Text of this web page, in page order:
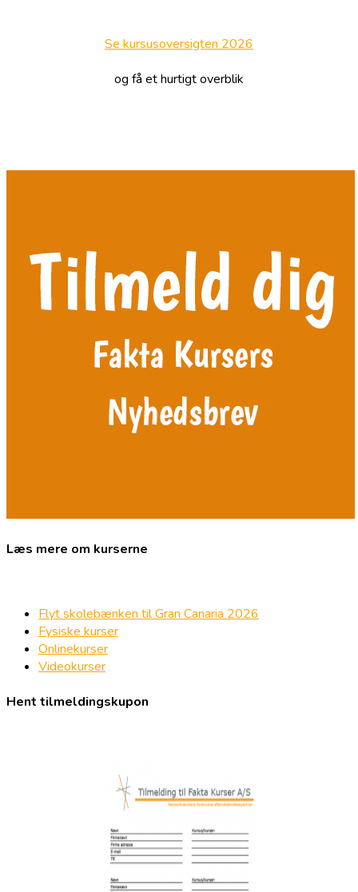
Se kursusoversigten 2026
og få et hurtigt overblik
Læs mere om kurserne
Flyt skolebænken til Gran Canaria 2026
Fysiske kurser
Onlinekurser
Videokurser
Hent tilmeldingskupon